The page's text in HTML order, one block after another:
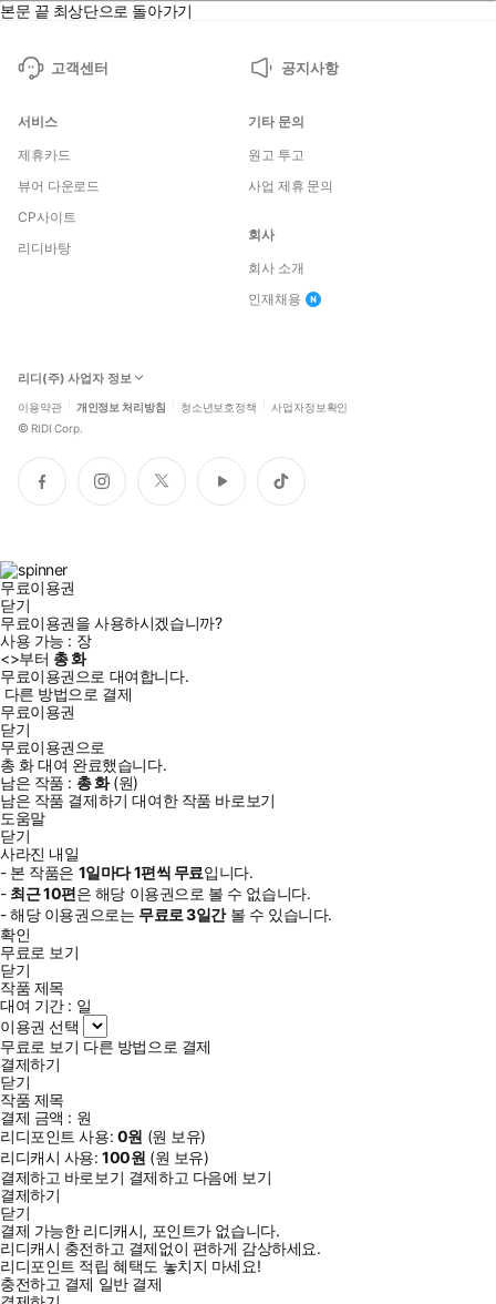
본문 끝 최상단으로 돌아가기
고객센터 공지사항
서비스
제휴카드
뷰어 다운로드
CP사이트
리디바탕
기타 문의
원고 투고
사업 제휴 문의
회사
회사 소개
인재채용
리디(주) 사업자 정보
이용약관 개인정보 처리방침 청소년보호정책 사업자정보확인
© RIDI Corp.
페
이
인
스
트
위
유
튜
틱
톡
무료이용권
닫기
무료이용권을 사용하시겠습니까?
사용 가능 : 장
<>부터 총화
무료이용권으로 대여합니다.
다른 방법으로 결제
무료이용권
닫기
무료이용권으로
총 화대여 완료했습니다.
남은 작품 : 총화(원)
남은 작품 결제하기 대여한 작품 바로보기
도움말
닫기
사라진 내일
- 본 작품은 1일마다1편씩 무료입니다.
- 최근10편은 해당 이용권으로 볼 수 없습니다.
- 해당 이용권으로는 무료로3일간볼 수 있습니다.
확인
무료로 보기
닫기
작품 제목
대여 기간 : 일
이용권 선택
무료로 보기 다른 방법으로 결제
결제하기
닫기
작품 제목
결제 금액 : 원
리디포인트 사용: 0원 (원 보유)
리디캐시 사용:100원 (원 보유)
결제하고 바로보기 결제하고 다음에 보기
결제하기
닫기
결제 가능한 리디캐시, 포인트가 없습니다.
리디캐시 충전하고 결제없이 편하게 감상하세요.
리디포인트 적립 혜택도 놓치지 마세요!
충전하고 결제 일반 결제